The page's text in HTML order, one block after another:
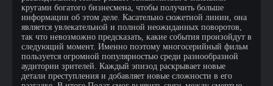
кругами богатого бизнесмена, чтобы получить больше
информации об этом деле. Касательно сюжетной линии, она
является увлекательной и полной неожиданных поворотов,
так что невозможно предсказать, какие события произойдут в
следующий момент. Именно поэтому многосерийный фильм
пользуется огромной популярностью среди разнообразной
аудитории зрителей. Каждый эпизод раскрывает новые
детали преступления и добавляет новые сложности в его